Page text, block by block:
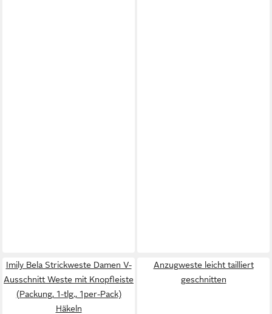
Imily Bela Strickweste Damen V-
Ausschnitt Weste mit Knopfleiste
(Packung, 1-tlg., 1per-Pack)
Häkeln
Anzugweste leicht tailliert
geschnitten